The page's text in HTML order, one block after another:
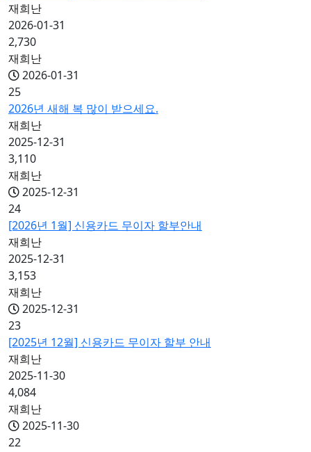
재희난
2026-01-31
2,730
재희난
2026-01-31
25
2026년 새해 복 많이 받으세요.
재희난
2025-12-31
3,110
재희난
2025-12-31
24
[2026년 1월] 신용카드 무이자 할부안내
재희난
2025-12-31
3,153
재희난
2025-12-31
23
[2025년 12월] 신용카드 무이자 할부 안내
재희난
2025-11-30
4,084
재희난
2025-11-30
22